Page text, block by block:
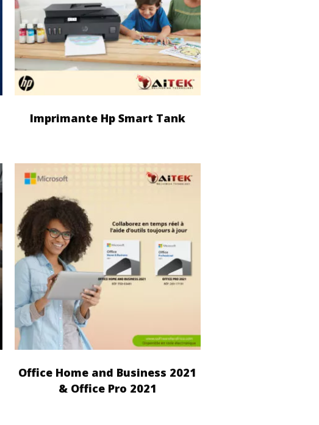
Imprimante Hp Smart Tank
Office Home and Business 2021
& Office Pro 2021